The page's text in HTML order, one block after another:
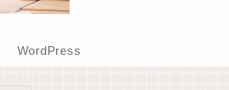
WordPress